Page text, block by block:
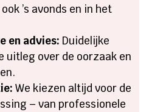
’s avonds en in het
en advies: Duidelijke
uitleg over de oorzaak en
We kiezen altijd voor de
– van professionele